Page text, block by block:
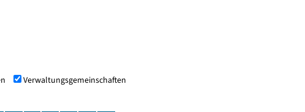
Verwaltungsgemeinschaften